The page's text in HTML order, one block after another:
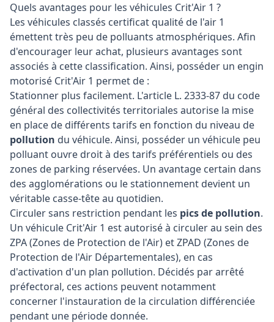
Quels avantages pour les véhicules Crit'Air 1 ?
Les véhicules classés certificat qualité de l'air 1
émettent très peu de polluants atmosphériques. Afin
d'encourager leur achat, plusieurs avantages sont
associés à cette classification. Ainsi, posséder un engin
motorisé Crit'Air 1 permet de :
Stationner plus facilement. L'article L. 2333-87 du code
général des collectivités territoriales autorise la mise
en place de différents tarifs en fonction du niveau de
pollution du véhicule. Ainsi, posséder un véhicule peu
polluant ouvre droit à des tarifs préférentiels ou des
zones de parking réservées. Un avantage certain dans
des agglomérations ou le stationnement devient un
véritable casse-tête au quotidien.
Circuler sans restriction pendant les pics de pollution.
Un véhicule Crit'Air 1 est autorisé à circuler au sein des
ZPA (Zones de Protection de l'Air) et ZPAD (Zones de
Protection de l'Air Départementales), en cas
d'activation d'un plan pollution. Décidés par arrêté
préfectoral, ces actions peuvent notamment
concerner l'instauration de la circulation différenciée
pendant une période donnée.